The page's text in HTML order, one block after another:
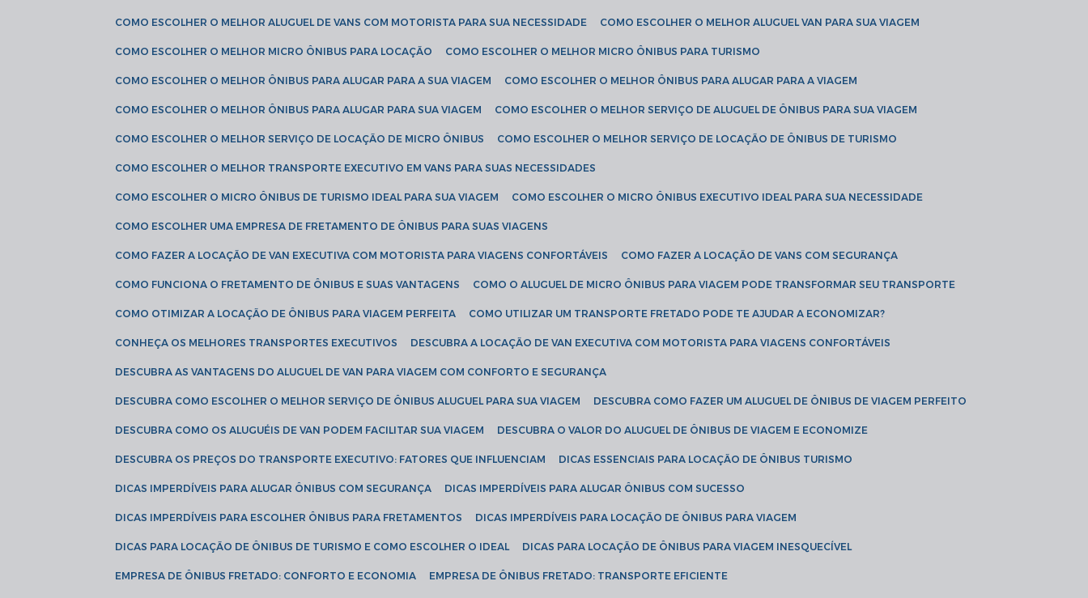
COMO ESCOLHER O MELHOR ALUGUEL DE VANS COM MOTORISTA PARA SUA NECESSIDADE COMO ESCOLHER O MELHOR ALUGUEL VAN PARA SUA VIAGEM
COMO ESCOLHER O MELHOR MICRO ÔNIBUS PARA LOCAÇÃO COMO ESCOLHER O MELHOR MICRO ÔNIBUS PARA TURISMO
COMO ESCOLHER O MELHOR ÔNIBUS PARA ALUGAR PARA A SUA VIAGEM COMO ESCOLHER O MELHOR ÔNIBUS PARA ALUGAR PARA A VIAGEM
COMO ESCOLHER O MELHOR ÔNIBUS PARA ALUGAR PARA SUA VIAGEM COMO ESCOLHER O MELHOR SERVIÇO DE ALUGUEL DE ÔNIBUS PARA SUA VIAGEM
COMO ESCOLHER O MELHOR SERVIÇO DE LOCAÇÃO DE MICRO ÔNIBUS COMO ESCOLHER O MELHOR SERVIÇO DE LOCAÇÃO DE ÔNIBUS DE TURISMO
COMO ESCOLHER O MELHOR TRANSPORTE EXECUTIVO EM VANS PARA SUAS NECESSIDADES
COMO ESCOLHER O MICRO ÔNIBUS DE TURISMO IDEAL PARA SUA VIAGEM COMO ESCOLHER O MICRO ÔNIBUS EXECUTIVO IDEAL PARA SUA NECESSIDADE
COMO ESCOLHER UMA EMPRESA DE FRETAMENTO DE ÔNIBUS PARA SUAS VIAGENS
COMO FAZER A LOCAÇÃO DE VAN EXECUTIVA COM MOTORISTA PARA VIAGENS CONFORTÁVEIS COMO FAZER A LOCAÇÃO DE VANS COM SEGURANÇA
COMO FUNCIONA O FRETAMENTO DE ÔNIBUS E SUAS VANTAGENS COMO O ALUGUEL DE MICRO ÔNIBUS PARA VIAGEM PODE TRANSFORMAR SEU TRANSPORTE
COMO OTIMIZAR A LOCAÇÃO DE ÔNIBUS PARA VIAGEM PERFEITA COMO UTILIZAR UM TRANSPORTE FRETADO PODE TE AJUDAR A ECONOMIZAR?
CONHEÇA OS MELHORES TRANSPORTES EXECUTIVOS DESCUBRA A LOCAÇÃO DE VAN EXECUTIVA COM MOTORISTA PARA VIAGENS CONFORTÁVEIS
DESCUBRA AS VANTAGENS DO ALUGUEL DE VAN PARA VIAGEM COM CONFORTO E SEGURANÇA
DESCUBRA COMO ESCOLHER O MELHOR SERVIÇO DE ÔNIBUS ALUGUEL PARA SUA VIAGEM DESCUBRA COMO FAZER UM ALUGUEL DE ÔNIBUS DE VIAGEM PERFEITO
DESCUBRA COMO OS ALUGUÉIS DE VAN PODEM FACILITAR SUA VIAGEM DESCUBRA O VALOR DO ALUGUEL DE ÔNIBUS DE VIAGEM E ECONOMIZE
DESCUBRA OS PREÇOS DO TRANSPORTE EXECUTIVO: FATORES QUE INFLUENCIAM DICAS ESSENCIAIS PARA LOCAÇÃO DE ÔNIBUS TURISMO
DICAS IMPERDÍVEIS PARA ALUGAR ÔNIBUS COM SEGURANÇA DICAS IMPERDÍVEIS PARA ALUGAR ÔNIBUS COM SUCESSO
DICAS IMPERDÍVEIS PARA ESCOLHER ÔNIBUS PARA FRETAMENTOS DICAS IMPERDÍVEIS PARA LOCAÇÃO DE ÔNIBUS PARA VIAGEM
DICAS PARA LOCAÇÃO DE ÔNIBUS DE TURISMO E COMO ESCOLHER O IDEAL DICAS PARA LOCAÇÃO DE ÔNIBUS PARA VIAGEM INESQUECÍVEL
EMPRESA DE ÔNIBUS FRETADO: CONFORTO E ECONOMIA EMPRESA DE ÔNIBUS FRETADO: TRANSPORTE EFICIENTE